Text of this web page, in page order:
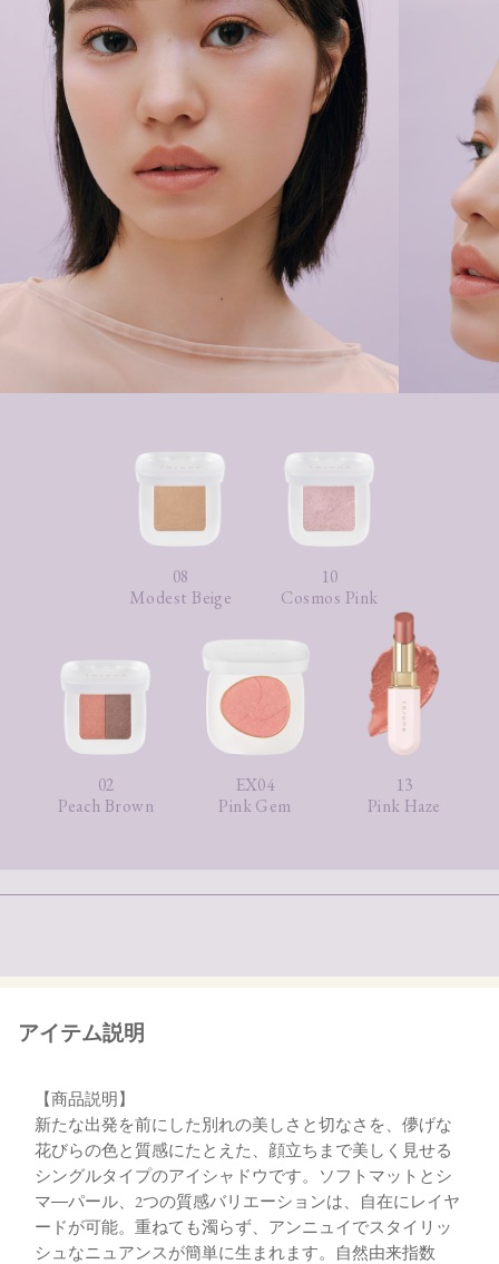
08
Modest Beige
10
Cosmos Pink
02
Peach Brown
EX04
Pink Gem
13
Pink Haze
アイテム説明
【商品説明】
新たな出発を前にした別れの美しさと切なさを、儚げな
花びらの色と質感にたとえた、顔立ちまで美しく見せる
シングルタイプのアイシャドウです。ソフトマットとシ
マ―パール、2つの質感バリエーションは、自在にレイヤ
ードが可能。重ねても濁らず、アンニュイでスタイリッ
シュなニュアンスが簡単に生まれます。自然由来指数